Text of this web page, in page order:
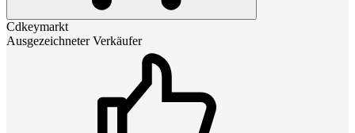
Cdkeymarkt
Ausgezeichneter Verkäufer